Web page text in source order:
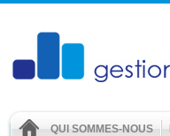
QUI SOMMES-NOUS